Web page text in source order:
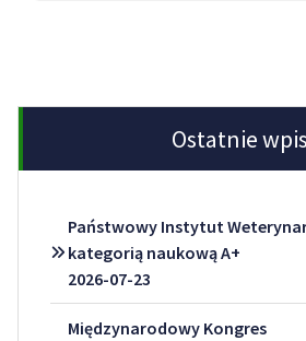
Ostatnie
Państwowy Instytut
kategorią naukową A+
2026-07-23
Międzynarodowy Kongres